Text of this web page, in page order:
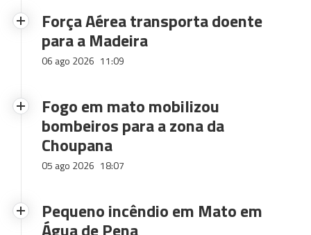
Força Aérea transporta doente
para a Madeira
06 ago 2026 11:09
Fogo em mato mobilizou
bombeiros para a zona da
Choupana
05 ago 2026 18:07
Pequeno incêndio em Mato em